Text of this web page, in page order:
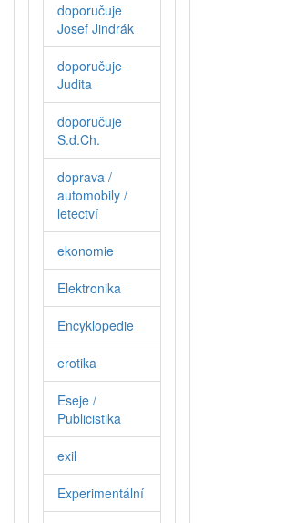
doporučuje
Josef Jindrák
doporučuje
Judita
doporučuje
S.d.Ch.
doprava /
automobily /
letectví
ekonomie
Elektronika
Encyklopedie
erotika
Eseje /
Publicistika
exil
Experimentální